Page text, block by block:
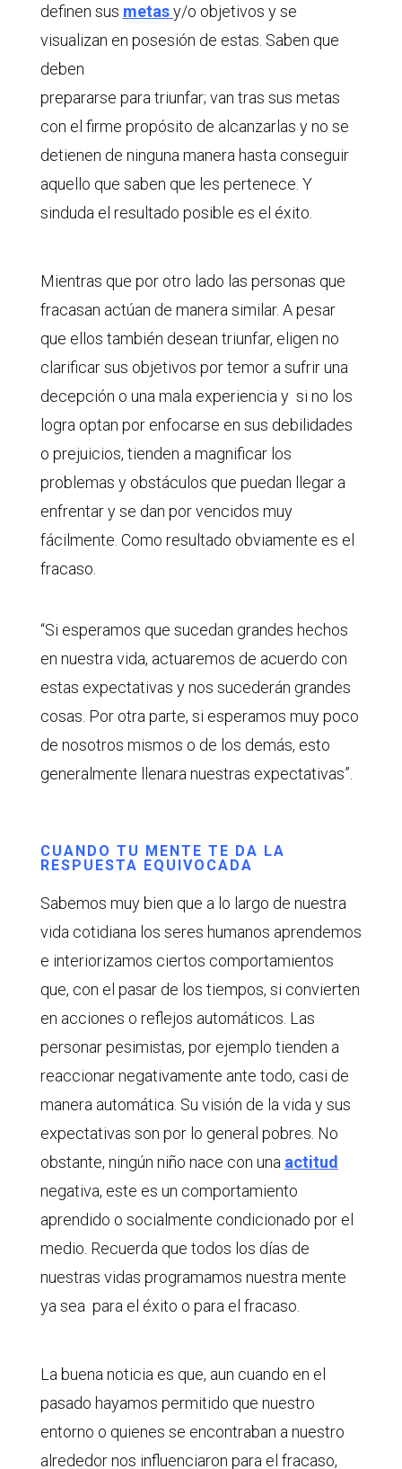
definen sus metas y/o objetivos y se
visualizan en posesión de estas. Saben que
deben
prepararse para triunfar; van tras sus metas
con el firme propósito de alcanzarlas y no se
detienen de ninguna manera hasta conseguir
aquello que saben que les pertenece. Y
sinduda el resultado posible es el éxito.
Mientras que por otro lado las personas que
fracasan actúan de manera similar. A pesar
que ellos también desean triunfar, eligen no
clarificar sus objetivos por temor a sufrir una
decepción o una mala experiencia y si no los
logra optan por enfocarse en sus debilidades
o prejuicios, tienden a magnificar los
problemas y obstáculos que puedan llegar a
enfrentar y se dan por vencidos muy
fácilmente. Como resultado obviamente es el
fracaso.
“Si esperamos que sucedan grandes hechos
en nuestra vida, actuaremos de acuerdo con
estas expectativas y nos sucederán grandes
cosas. Por otra parte, si esperamos muy poco
de nosotros mismos o de los demás, esto
generalmente llenara nuestras expectativas”.
CUANDO TU MENTE TE DA LA
RESPUESTA EQUIVOCADA
Sabemos muy bien que a lo largo de nuestra
vida cotidiana los seres humanos aprendemos
e interiorizamos ciertos comportamientos
que, con el pasar de los tiempos, si convierten
en acciones o reflejos automáticos. Las
personar pesimistas, por ejemplo tienden a
reaccionar negativamente ante todo, casi de
manera automática. Su visión de la vida y sus
expectativas son por lo general pobres. No
obstante, ningún niño nace con una actitud
negativa, este es un comportamiento
aprendido o socialmente condicionado por el
medio. Recuerda que todos los días de
nuestras vidas programamos nuestra mente
ya sea para el éxito o para el fracaso.
La buena noticia es que, aun cuando en el
pasado hayamos permitido que nuestro
entorno o quienes se encontraban a nuestro
alrededor nos influenciaron para el fracaso,